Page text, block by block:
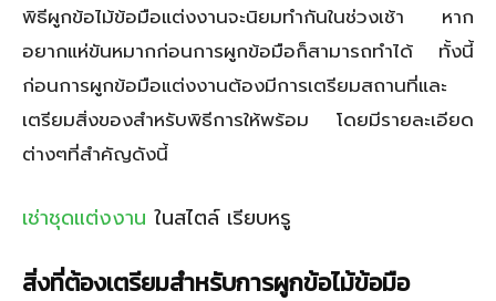
พิธีผูกข้อไม้ข้อมือแต่งงานจะนิยมทำกันในช่วงเช้า หาก
อยากแห่ขันหมากก่อนการผูกข้อมือก็สามารถทำได้ ทั้งนี้
ก่อนการผูกข้อมือแต่งงานต้องมีการเตรียมสถานที่และ
เตรียมสิ่งของสำหรับพิธีการให้พร้อม โดยมีรายละเอียด
ต่างๆที่สำคัญดังนี้
เช่าชุดแต่งงาน ในสไตล์ เรียบหรู
สิ่งที่ต้องเตรียมสำหรับการผูกข้อไม้ข้อมือ